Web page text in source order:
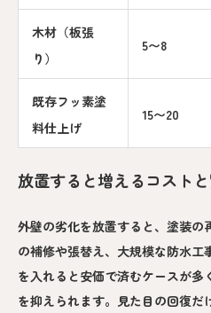
木材（板張
り）
5〜8
既存フッ素塗
料仕上げ
15〜20
放置すると増えるコスト
外壁の劣化を放置すると、塗装の
の補修や張替え、大規模な防水
を入れると安価で済むケースが多
を抑えられます。見た目の回復